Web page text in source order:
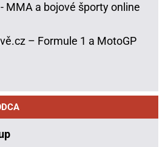
MMA a bojové športy online
– Formule 1 a MotoGP